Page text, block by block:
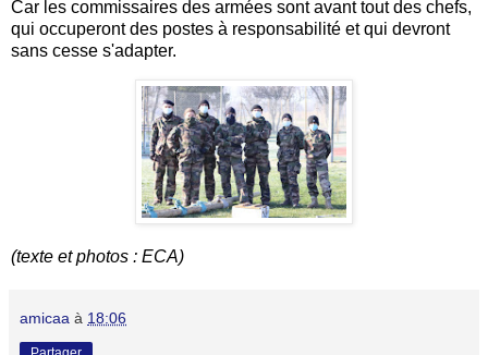
Car les commissaires des armées sont avant tout des chefs,
qui occuperont des postes à responsabilité et qui devront
sans cesse s'adapter.
(texte et photos : ECA)
amicaa à 18:06